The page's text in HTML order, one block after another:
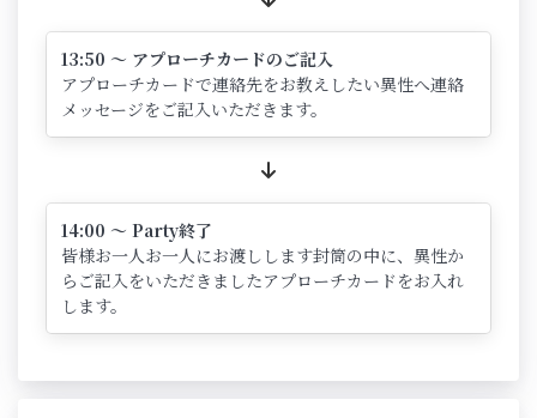
13:50 ～ アプローチカードのご記入
アプローチカードで連絡先をお教えしたい異性へ連絡
メッセージをご記入いただきます。
14:00 ～ Party終了
皆様お一人お一人にお渡しします封筒の中に、異性か
らご記入をいただきましたアプローチカードをお入れ
します。